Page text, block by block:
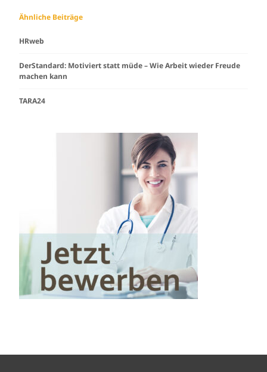
Ähnliche Beiträge
HRweb
DerStandard: Motiviert statt müde – Wie Arbeit wieder Freude
machen kann
TARA24